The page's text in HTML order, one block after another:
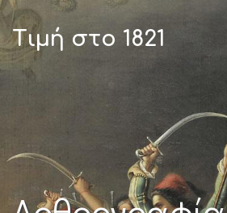
Τιμή στο 1821